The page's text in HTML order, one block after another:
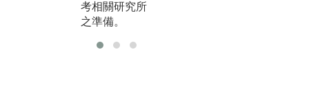
考相關研究所
之準備。